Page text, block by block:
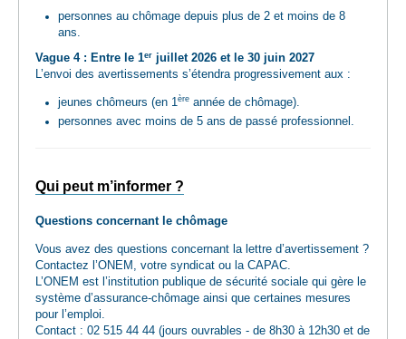
personnes au chômage depuis plus de 2 et moins de 8
ans.
Vague 4 : Entre le 1erjuillet 2026 et le 30 juin 2027
L’envoi des avertissements s’étendra progressivement aux :
jeunes chômeurs (en 1èreannée de chômage).
personnes avec moins de 5 ans de passé professionnel.
Qui peut m’informer ?
Questions concernant le chômage
Vous avez des questions concernant la lettre d’avertissement ?
Contactez l’ONEM, votre syndicat ou la CAPAC.
L’ONEM est l’institution publique de sécurité sociale qui gère le
système d’assurance-chômage ainsi que certaines mesures
pour l’emploi.
Contact : 02 515 44 44 (jours ouvrables - de 8h30 à 12h30 et de